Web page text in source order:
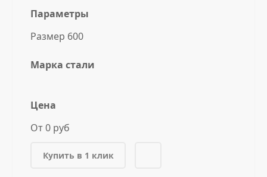
Параметры
Размер 600
Марка стали
Цена
От 0 руб
Купить в 1 клик